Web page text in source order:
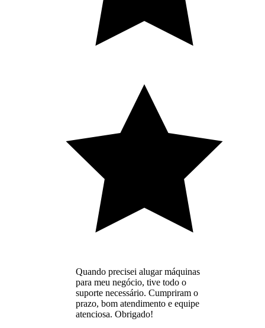
Quando precisei alugar máquinas
para meu negócio, tive todo o
suporte necessário. Cumpriram o
prazo, bom atendimento e equipe
atenciosa. Obrigado!